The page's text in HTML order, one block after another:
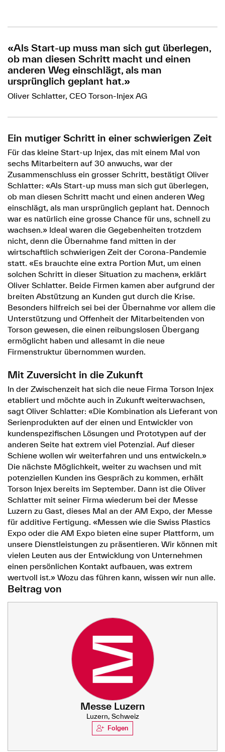
«Als Start-up muss man sich gut überlegen,
ob man diesen Schritt macht und einen
anderen Weg einschlägt, als man
ursprünglich geplant hat.»
Oliver Schlatter, CEO Torson-Injex AG
Ein mutiger Schritt in einer schwierigen Zeit
Für das kleine Start-up Injex, das mit einem Mal von
sechs Mitarbeitern auf 30 anwuchs, war der
Zusammenschluss ein grosser Schritt, bestätigt Oliver
Schlatter: «Als Start-up muss man sich gut überlegen,
ob man diesen Schritt macht und einen anderen Weg
einschlägt, als man ursprünglich geplant hat. Dennoch
war es natürlich eine grosse Chance für uns, schnell zu
wachsen.» Ideal waren die Gegebenheiten trotzdem
nicht, denn die Übernahme fand mitten in der
wirtschaftlich schwierigen Zeit der Corona-Pandemie
statt. «Es brauchte eine extra Portion Mut, um einen
solchen Schritt in dieser Situation zu machen», erklärt
Oliver Schlatter. Beide Firmen kamen aber aufgrund der
breiten Abstützung an Kunden gut durch die Krise.
Besonders hilfreich sei bei der Übernahme vor allem die
Unterstützung und Offenheit der Mitarbeitenden von
Torson gewesen, die einen reibungslosen Übergang
ermöglicht haben und allesamt in die neue
Firmenstruktur übernommen wurden.
Mit Zuversicht in die Zukunft
In der Zwischenzeit hat sich die neue Firma Torson Injex
etabliert und möchte auch in Zukunft weiterwachsen,
sagt Oliver Schlatter: «Die Kombination als Lieferant von
Serienprodukten auf der einen und Entwickler von
kundenspezifischen Lösungen und Prototypen auf der
anderen Seite hat extrem viel Potenzial. Auf dieser
Schiene wollen wir weiterfahren und uns entwickeln.»
Die nächste Möglichkeit, weiter zu wachsen und mit
potenziellen Kunden ins Gespräch zu kommen, erhält
Torson Injex bereits im September. Dann ist die Oliver
Schlatter mit seiner Firma wiederum bei der Messe
Luzern zu Gast, dieses Mal an der AM Expo, der Messe
für additive Fertigung. «Messen wie die Swiss Plastics
Expo oder die AM Expo bieten eine super Plattform, um
unsere Dienstleistungen zu präsentieren. Wir können mit
vielen Leuten aus der Entwicklung von Unternehmen
einen persönlichen Kontakt aufbauen, was extrem
wertvoll ist.» Wozu das führen kann, wissen wir nun alle.
Beitrag von
Messe Luzern
Luzern, Schweiz
Folgen